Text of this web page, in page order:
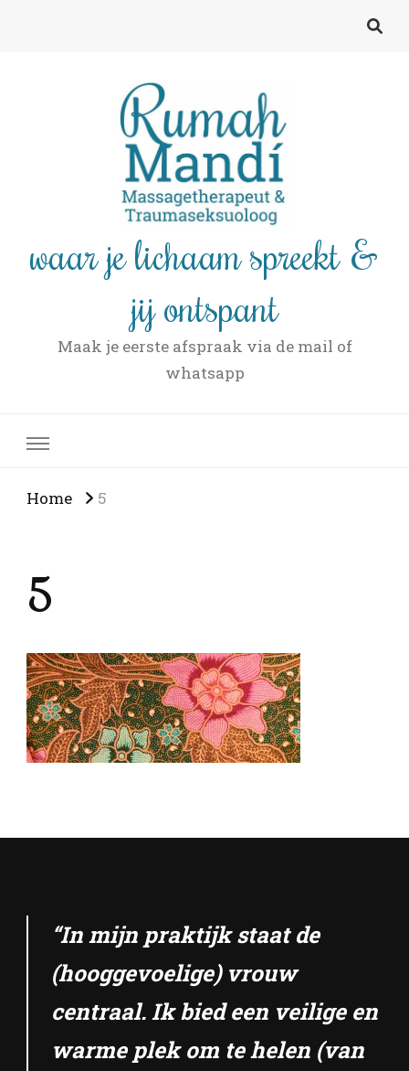
waar je lichaam spreekt &
jij ontspant
Maak je eerste afspraak via de mail of
whatsapp
Home 5
5
“In mijn praktijk staat de
(hooggevoelige) vrouw
centraal. Ik bied een veilige en
warme plek om te helen (van